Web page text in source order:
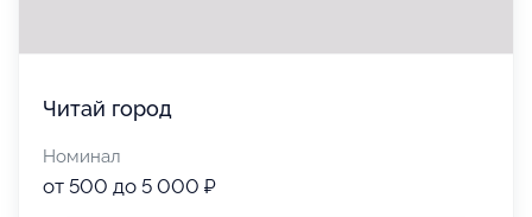
Читай город
Номинал
от 500 до 5 000 ₽